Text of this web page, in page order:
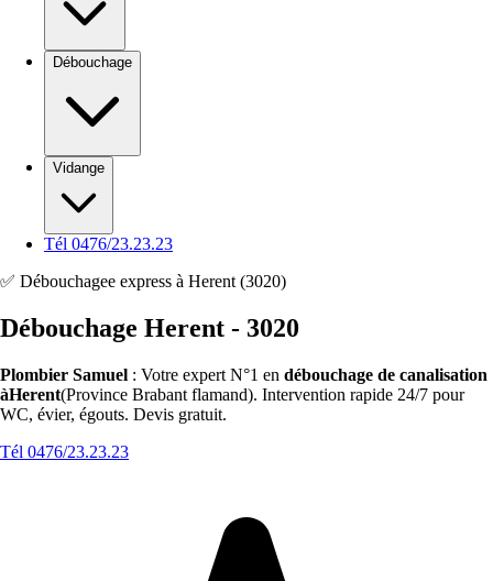
Débouchage
Vidange
Tél 0476/23.23.23
✅ Débouchagee express à Herent (3020)
Débouchage Herent - 3020
Plombier Samuel : Votre expert N°1 en débouchage de canalisation
àHerent(Province Brabant flamand). Intervention rapide 24/7 pour
WC, évier, égouts. Devis gratuit.
Tél 0476/23.23.23